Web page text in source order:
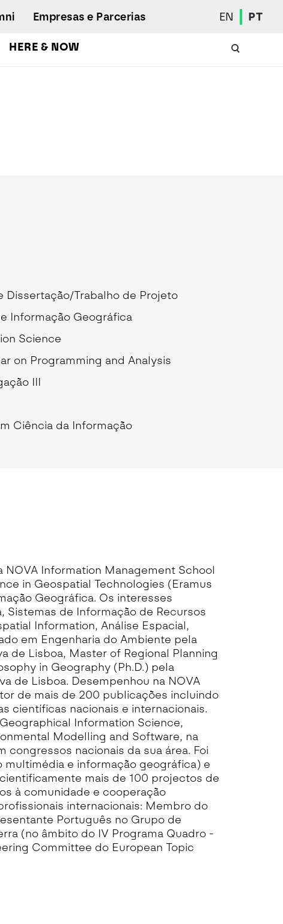
Estágios
Mentoria
HERE & NOW
Empresas e Parcerias EN PT
Dissertação/Trabalho de Projeto
Informação Geográfica
Science
on Programming and Analysis
III
Ciência da Informação
Information Management School
in Geospatial Technologies (Eramus
Geográfica. Os interesses
Sistemas de Informação de Recursos
Information, Análise Espacial,
em Engenharia do Ambiente pela
de Lisboa, Master of Regional Planning
in Geography (Ph.D.) pela
de Lisboa. Desempenhou na NOVA
de mais de 200 publicações incluindo
científicas nacionais e internacionais.
Information Science,
Modelling and Software, na
nacionais da sua área. Foi
e informação geográfica) e
mais de 100 projectos de
à comunidade e cooperação
internacionais: Membro do
Português no Grupo de
(no âmbito do IV Programa Quadro -
Committee do European Topic